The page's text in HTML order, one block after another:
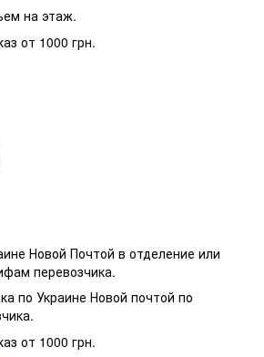
на этаж.
от 1000 грн.
Новой Почтой в отделение или
перевозчика.
по Украине Новой почтой по
от 1000 грн.